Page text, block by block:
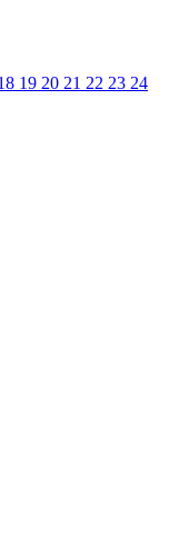
19 20 21 22 23 24